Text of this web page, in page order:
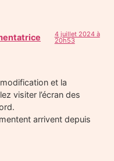
4 juillet 2024 à
20h53
et la
visiter l’écran des
arrivent depuis